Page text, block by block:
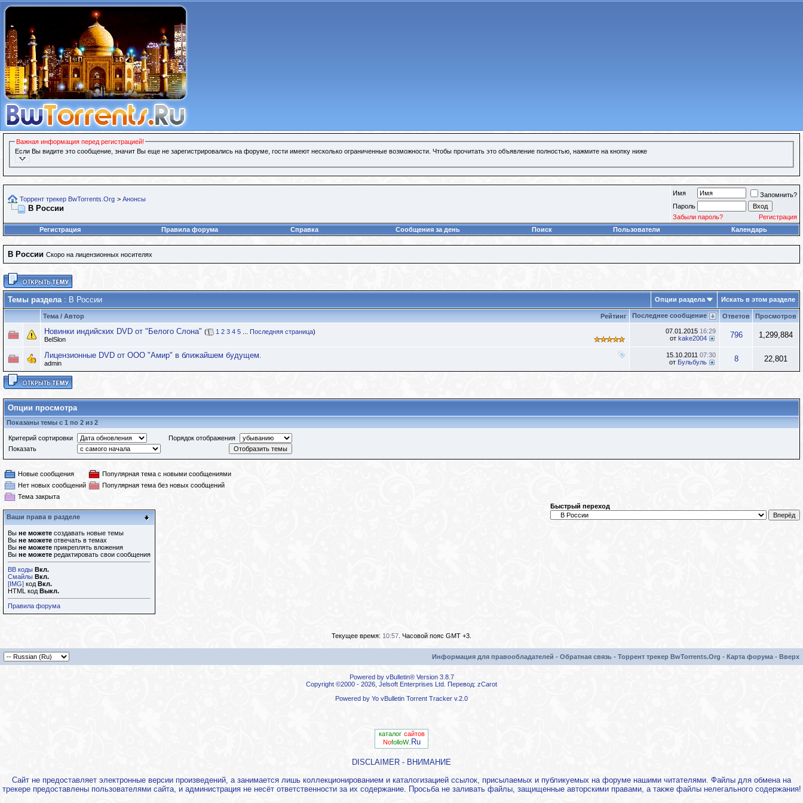
Важная информация перед регистрацией!
Если Вы видите это сообщение, значит Вы еще не зарегистрировались на форуме, гости имеют несколько ограниченные возможности. Чтобы прочитать это объявление полностью, нажмите на кнопку ниже
Торрент трекер BwTorrents.Org > Анонсы
В России
Имя
Запомнить?
Пароль
Забыли пароль?
Регистрация
Регистрация
Правила форума Справка Сообщения за день Поиск Пользователи Календарь
В России Скоро на лицензионных носителях
Темы раздела: В России Опции раздела Искать в этом разделе
Рейтинг
Тема / Автор Последнее сообщение Ответов Просмотров
Новинки индийских DVD от "Белого Слона" ( 1 2 3 4 5 Последняя страница)
BelSlon
07.01.2015 16:29
от kake2004 796 1,299,884
Лицензионные DVD от ООО "Амир" в ближайшем будущем.
admin
15.10.2011 07:30
от Бульбуль 8 22,801
Опции просмотра
Показаны темы с 1 по 2 из 2
Критерий сортировки
Порядок отображения
Показать
Новые сообщения
Популярная тема с новыми сообщениями
Нет новых сообщений
Популярная тема без новых сообщений
Тема закрыта
Ваши права в разделе
Вы не можете создавать новые темы
Вы не можете отвечать в темах
Вы не можете прикреплять вложения
Вы не можете редактировать свои сообщения
BB коды Вкл.
Смайлы Вкл.
[IMG] код Вкл.
HTML код Выкл.
Правила форума
Быстрый переход
Текущее время: 10:57 . Часовой пояс GMT +3.
Информация для правообладателей - Обратная связь - Торрент трекер BwTorrents.Org - Карта форума - Вверх
Powered by vBulletin® Version 3.8.7
Copyright ©2000 - 2026, Jelsoft Enterprises Ltd. Перевод: zCarot
Powered by Yo vBulletin Torrent Tracker v.2.0
каталог сайтов
NofolloW.Ru
DISCLAIMER - ВНИМАНИЕ
Сайт не предоставляет электронные версии произведений, а занимается лишь коллекционированием и каталогизацией ссылок, присылаемых и публикуемых на форуме нашими читателями. Файлы для обмена на
трекере предоставлены пользователями сайта, и администрация не несёт ответственности за их содержание. Просьба не заливать файлы, защищенные авторскими правами, а также файлы нелегального содержания!